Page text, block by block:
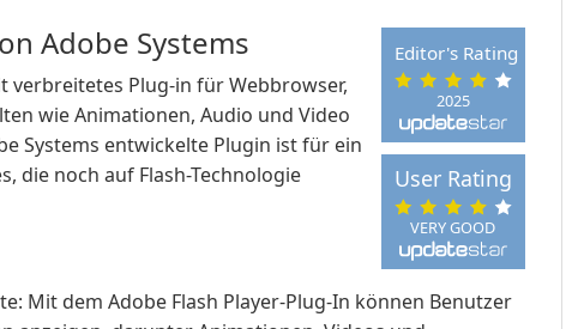
2025
Editor's Rating
VERY GOOD
User Rating
Adobe Systems
verbreitetes Plug-in für Webbrowser,
wie Animationen, Audio und Video
Systems entwickelte Plugin ist für ein
die noch auf Flash-Technologie
Mit dem Adobe Flash Player-Plug-In können Benutzer